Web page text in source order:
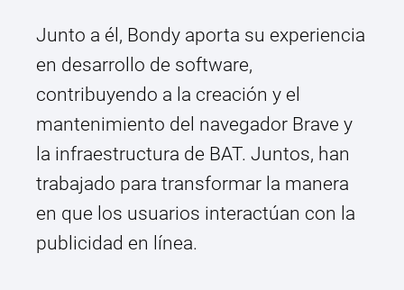
Junto a él, Bondy aporta su experiencia
en desarrollo de software,
contribuyendo a la creación y el
mantenimiento del navegador Brave y
la infraestructura de BAT. Juntos, han
trabajado para transformar la manera
en que los usuarios interactúan con la
publicidad en línea.